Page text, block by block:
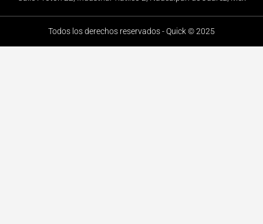
Todos los derechos reservados - Quick © 2025